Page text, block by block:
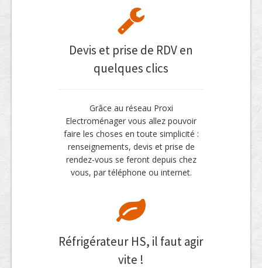
Devis et prise de RDV en
quelques clics
Grâce au réseau Proxi
Electroménager vous allez pouvoir
faire les choses en toute simplicité :
renseignements, devis et prise de
rendez-vous se feront depuis chez
vous, par téléphone ou internet.
Réfrigérateur HS, il faut agir
vite !